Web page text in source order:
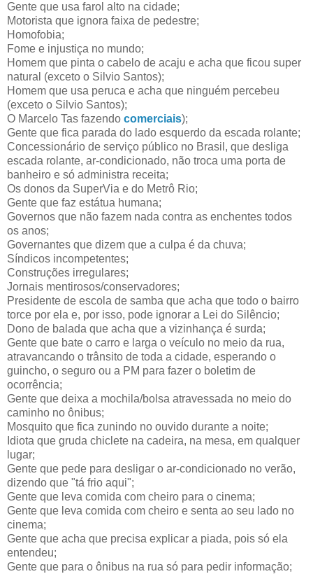
Gente que usa farol alto na cidade;
Motorista que ignora faixa de pedestre;
Homofobia;
Fome e injustiça no mundo;
Homem que pinta o cabelo de acaju e acha que ficou super
natural (exceto o Silvio Santos);
Homem que usa peruca e acha que ninguém percebeu
(exceto o Silvio Santos);
O Marcelo Tas fazendo comerciais);
Gente que fica parada do lado esquerdo da escada rolante;
Concessionário de serviço público no Brasil, que desliga
escada rolante, ar-condicionado, não troca uma porta de
banheiro e só administra receita;
Os donos da SuperVia e do Metrô Rio;
Gente que faz estátua humana;
Governos que não fazem nada contra as enchentes todos
os anos;
Governantes que dizem que a culpa é da chuva;
Síndicos incompetentes;
Construções irregulares;
Jornais mentirosos/conservadores;
Presidente de escola de samba que acha que todo o bairro
torce por ela e, por isso, pode ignorar a Lei do Silêncio;
Dono de balada que acha que a vizinhança é surda;
Gente que bate o carro e larga o veículo no meio da rua,
atravancando o trânsito de toda a cidade, esperando o
guincho, o seguro ou a PM para fazer o boletim de
ocorrência;
Gente que deixa a mochila/bolsa atravessada no meio do
caminho no ônibus;
Mosquito que fica zunindo no ouvido durante a noite;
Idiota que gruda chiclete na cadeira, na mesa, em qualquer
lugar;
Gente que pede para desligar o ar-condicionado no verão,
dizendo que "tá frio aqui";
Gente que leva comida com cheiro para o cinema;
Gente que leva comida com cheiro e senta ao seu lado no
cinema;
Gente que acha que precisa explicar a piada, pois só ela
entendeu;
Gente que para o ônibus na rua só para pedir informação;